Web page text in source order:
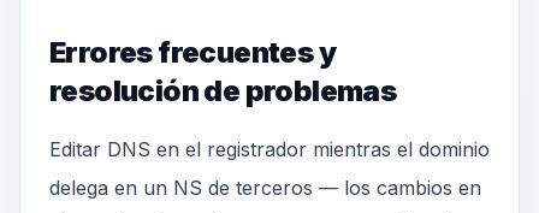
Errores frecuentes y
resolución de problemas
Editar DNS en el registrador mientras el dominio
delega en un NS de terceros — los cambios en